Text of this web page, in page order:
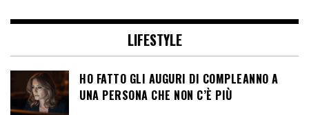
LIFESTYLE
HO FATTO GLI AUGURI DI COMPLEANNO A
UNA PERSONA CHE NON C’È PIÙ